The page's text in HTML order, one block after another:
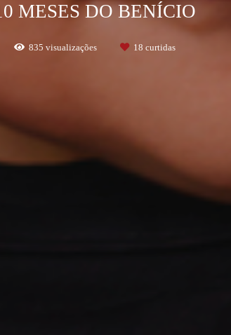
MESES DO BENÍCIO
835 visualizações 18 curtidas